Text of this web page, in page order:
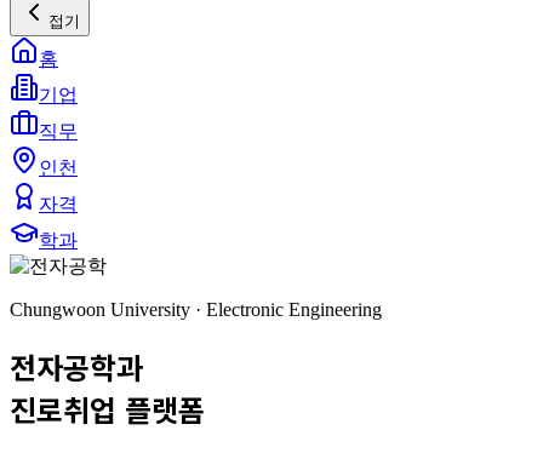
접기
홈
기업
직무
인천
자격
학과
Chungwoon University · Electronic Engineering
전자공학과
진로취업 플랫폼